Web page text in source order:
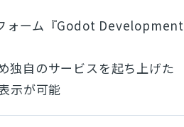
ォーム『Godot Development
独自のサービスを起ち上げた
示が可能